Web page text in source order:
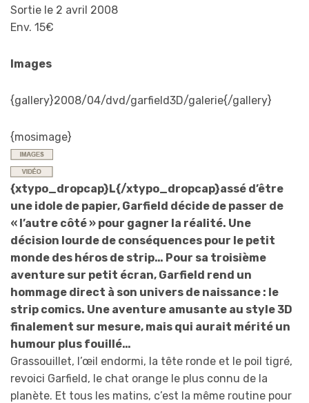
Sortie le 2 avril 2008
Env. 15€
Images
{gallery}2008/04/dvd/garfield3D/galerie{/gallery}
{mosimage}
{xtypo_dropcap}L{/xtypo_dropcap}assé d’être
une idole de papier, Garfield décide de passer de
« l’autre côté » pour gagner la réalité. Une
décision lourde de conséquences pour le petit
monde des héros de strip… Pour sa troisième
aventure sur petit écran, Garfield rend un
hommage direct à son univers de naissance : le
strip comics. Une aventure amusante au style 3D
finalement sur mesure, mais qui aurait mérité un
humour plus fouillé…
Grassouillet, l’œil endormi, la tête ronde et le poil tigré,
revoici Garfield, le chat orange le plus connu de la
planète. Et tous les matins, c’est la même routine pour